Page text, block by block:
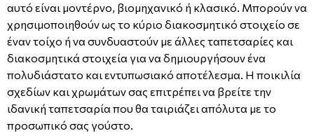
αυτό είναι μοντέρνο, βιομηχανικό ή κλασικό. Μπορούν να
χρησιμοποιηθούν ως το κύριο διακοσμητικό στοιχείο σε
έναν τοίχο ή να συνδυαστούν με άλλες ταπετσαρίες και
διακοσμητικά στοιχεία για να δημιουργήσουν ένα
πολυδιάστατο και εντυπωσιακό αποτέλεσμα. Η ποικιλία
σχεδίων και χρωμάτων σας επιτρέπει να βρείτε την
ιδανική ταπετσαρία που θα ταιριάζει απόλυτα με το
προσωπικό σας γούστο.